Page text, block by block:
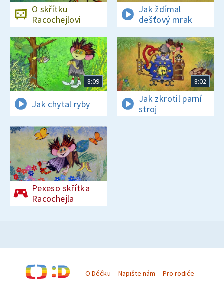
O skřítku
Racochejlovi
Jak ždímal
dešťový mrak
8:09
Jak chytal ryby
8:02
Jak zkrotil parní
stroj
Pexeso skřítka
Racochejla
O Déčku Napište nám Pro rodiče